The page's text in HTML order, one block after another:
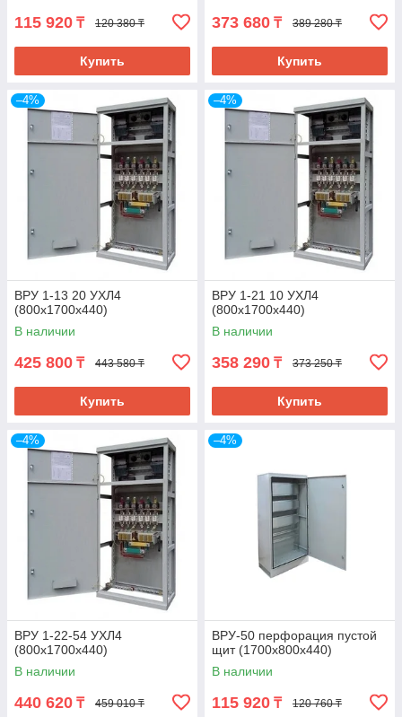
115 920 ₸ 120 380 ₸
Купить
373 680 ₸ 389 280 ₸
Купить
–4%
ВРУ 1-13 20 УХЛ4
(800х1700х440)
В наличии
425 800 ₸ 443 580 ₸
Купить
–4%
ВРУ 1-21 10 УХЛ4
(800х1700х440)
В наличии
358 290 ₸ 373 250 ₸
Купить
–4%
ВРУ 1-22-54 УХЛ4
(800х1700х440)
В наличии
440 620 ₸ 459 010 ₸
–4%
ВРУ-50 перфорация пустой
щит (1700х800х440)
В наличии
115 920 ₸ 120 760 ₸